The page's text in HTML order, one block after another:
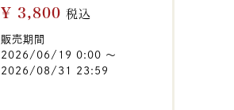
¥ 3,800 税込
販売期間
2026/06/19 0:00 〜
2026/08/31 23:59